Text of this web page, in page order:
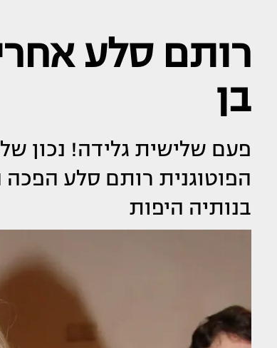
רותם סלע
בן
פעם שלישית גלידה! נכון
הפוטוגנית רותם סלע הפכה
בנותיה היפות